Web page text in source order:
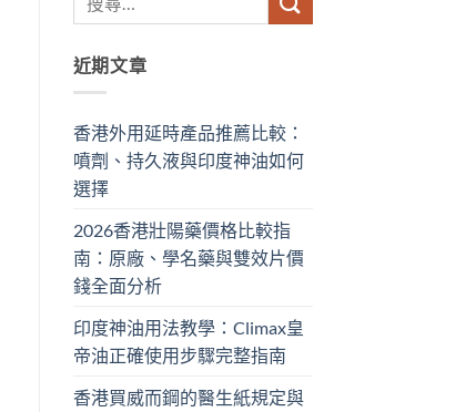
近期文章
香港外用延時產品推薦比較：
噴劑、持久液與印度神油如何
選擇
2026香港壯陽藥價格比較指
南：原廠、學名藥與雙效片價
錢全面分析
印度神油用法教學：Climax皇
帝油正確使用步驟完整指南
香港買威而鋼的醫生紙規定與